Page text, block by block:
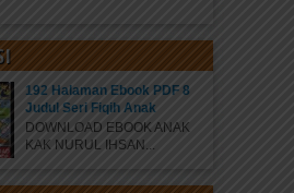
192 Halaman Ebook PDF 8
Judul Seri Fiqih Anak
DOWNLOAD EBOOK ANAK
KAK NURUL IHSAN...